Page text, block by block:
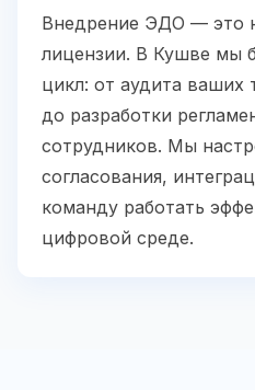
Внедрение ЭДО — это
лицензии. В Кушве мы
цикл: от аудита ваших
до разработки
сотрудников. Мы
согласования,
команду работать
цифровой среде.